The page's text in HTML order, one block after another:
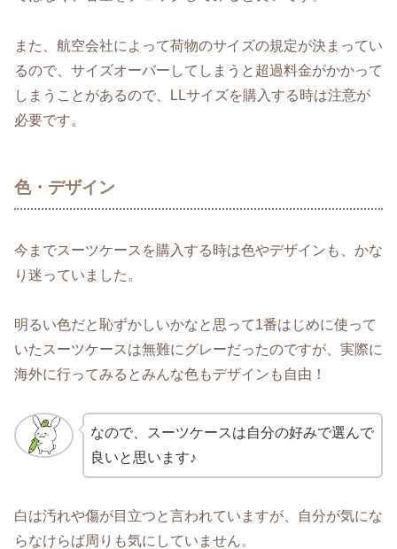
また、航空会社によって荷物のサイズの規定が決まってい
るので、サイズオーバーしてしまうと超過料金がかかって
しまうことがあるので、LLサイズを購入する時は注意が
必要です。
色・デザイン
今までスーツケースを購入する時は色やデザインも、かな
り迷っていました。
明るい色だと恥ずかしいかなと思って1番はじめに使って
いたスーツケースは無難にグレーだったのですが、実際に
海外に行ってみるとみんな色もデザインも自由！
なので、スーツケースは自分の好みで選んで
良いと思います♪
白は汚れや傷が目立つと言われていますが、自分が気にな
らなけらば周りも気にしていません。